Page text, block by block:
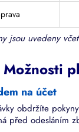
jsou uvedeny
na účet
obdržíte
před odesláním